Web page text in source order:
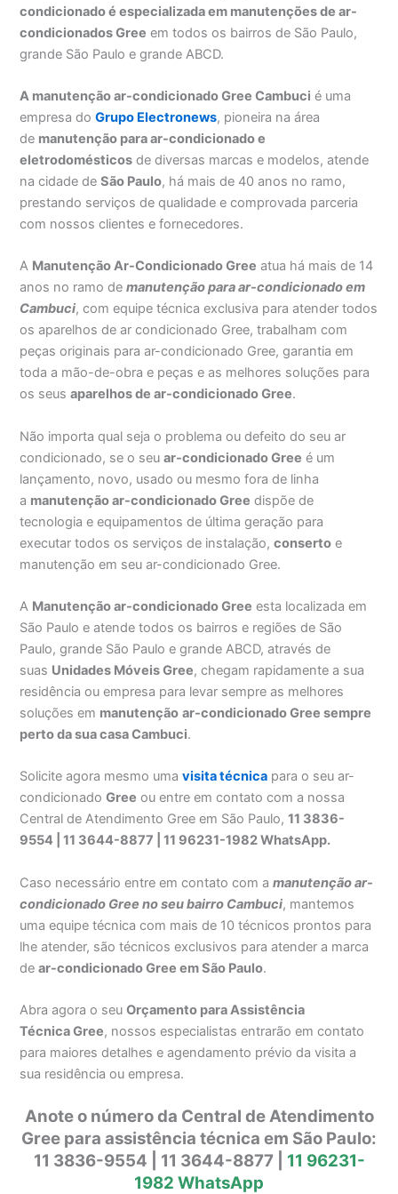
condicionado é especializada em manutenções de ar-
condicionados Gree em todos os bairros de São Paulo,
grande São Paulo e grande ABCD.
A manutenção ar-condicionado Gree Cambuci é uma
empresa doGrupo Electronews, pioneira na área
de manutenção paraar-condicionado e
eletrodomésticos de diversas marcas e modelos, atende
na cidade deSão Paulo, há mais de 40 anos no ramo,
prestando serviços de qualidade e comprovada parceria
com nossos clientes e fornecedores.
A Manutenção Ar-Condicionado Gree atua há mais de 14
anos no ramo demanutenção para ar-condicionado em
Cambuci, com equipe técnica exclusiva para atender todos
os aparelhos de ar condicionado Gree, trabalham com
peças originais para ar-condicionado Gree, garantia em
toda a mão-de-obra e peças e as melhores soluções para
os seusaparelhos de ar-condicionado Gree.
Não importa qual seja o problema ou defeito do seu ar
condicionado, se o seuar-condicionado Gree é um
lançamento, novo, usado ou mesmo fora de linha
a manutenção ar-condicionado Gree dispõe de
tecnologia e equipamentos de última geração para
executar todos os serviços de instalação,conserto e
manutenção em seu ar-condicionado Gree.
A Manutenção ar-condicionado Gree esta localizada em
São Paulo e atende todos os bairros e regiões de São
Paulo, grande São Paulo e grande ABCD, através de
suas Unidades Móveis Gree, chegam rapidamente a sua
residência ou empresa para levar sempre as melhores
soluções em manutenção ar-condicionado Gree sempre
perto da sua casa Cambuci.
Solicite agora mesmo umavisita técnica para o seu ar-
condicionadoGree ou entre em contato com a nossa
Central de Atendimento Gree em São Paulo,11 3836-
9554 | 11 3644-8877 | 11 96231-1982 WhatsApp.
Caso necessário entre em contato com amanutenção ar-
condicionado Gree no seu bairro Cambuci, mantemos
uma equipe técnica com mais de 10 técnicos prontos para
lhe atender, são técnicos exclusivos para atender a marca
dear-condicionado Gree em São Paulo.
Abra agora o seuOrçamento para Assistência
Técnica Gree, nossos especialistas entrarão em contato
para maiores detalhes e agendamento prévio da visita a
sua residência ou empresa.
Anote o número da Central de Atendimento
Gree para assistência técnica em São Paulo:
11 3836-9554 | 11 3644-8877 | 11 96231-
1982 WhatsApp